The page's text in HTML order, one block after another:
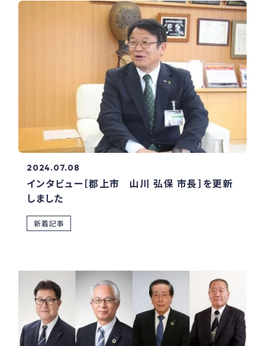
2024.07.08
インタビュー［郡上市 山川 弘保 市長］を更新
しました
新着記事